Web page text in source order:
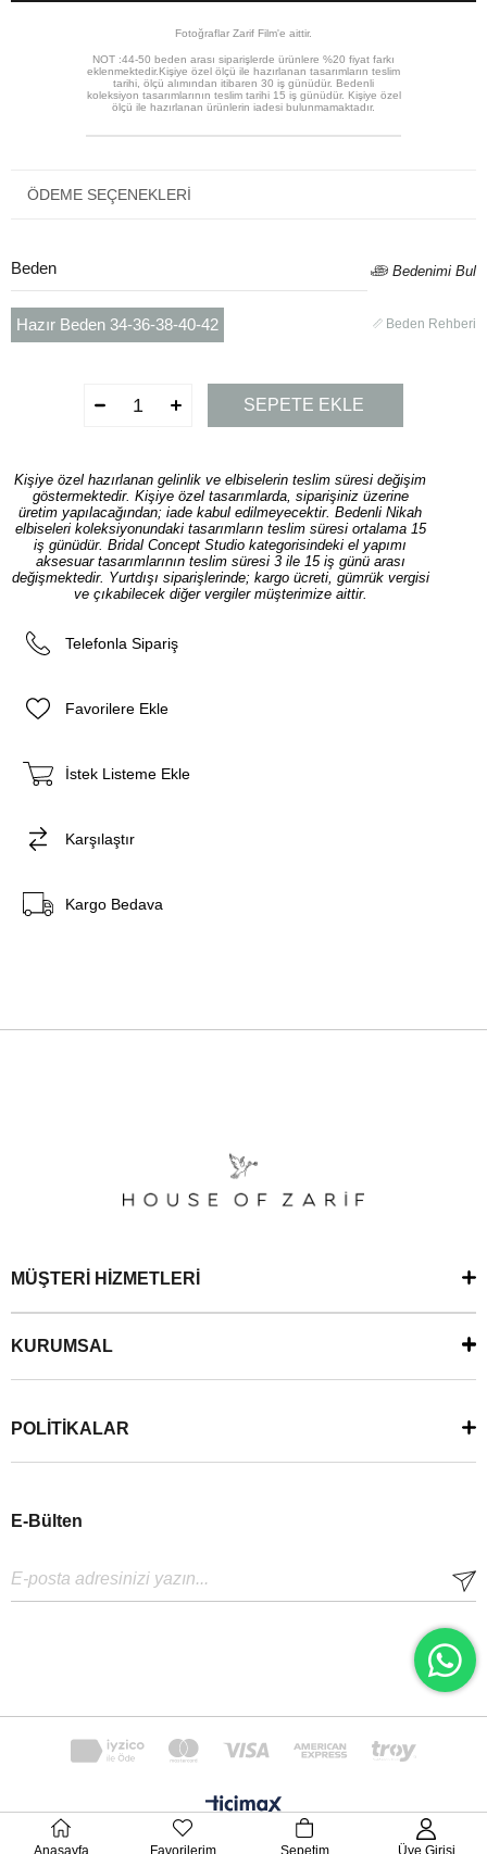
Fotoğraflar Zarif Film'e aittir.
NOT :44-50 beden arası siparişlerde ürünlere %20 fiyat farkı
eklenmektedir.Kişiye özel ölçü ile hazırlanan tasarımların teslim
tarihi, ölçü alımından itibaren 30 iş günüdür. Bedenli
koleksiyon tasarımlarının teslim tarihi 15 iş günüdür. Kişiye özel
ölçü ile hazırlanan ürünlerin iadesi bulunmamaktadır.
ÖDEME SEÇENEKLERI
Bedenimi Bul
Beden Rehberi
Beden
Hazır Beden 34-36-38-40-42
Kişiye özel hazırlanan gelinlik ve elbiselerin teslim süresi değişim
göstermektedir. Kişiye özel tasarımlarda, siparişiniz üzerine
üretim yapılacağından; iade kabul edilmeyecektir. Bedenli Nikah
elbiseleri koleksiyonundaki tasarımların teslim süresi ortalama 15
iş günüdür. Bridal Concept Studio kategorisindeki el yapımı
aksesuar tasarımlarının teslim süresi 3 ile 15 iş günü arası
değişmektedir. Yurtdışı siparişlerinde; kargo ücreti, gümrük vergisi
ve çıkabilecek diğer vergiler müşterimize aittir.
Telefonla Sipariş
Favorilere Ekle
İstek Listeme Ekle
Karşılaştır
Kargo Bedava
MÜŞTERİ HİZMETLERİ
KURUMSAL
POLİTİKALAR
E-Bülten
Anasayfa Favorilerim Sepetim